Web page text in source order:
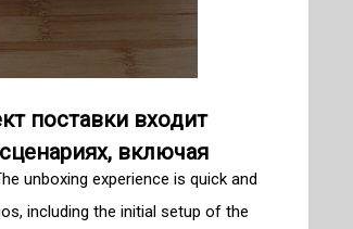
поставки входит
включая
unboxing experience is quick and
including the initial setup of the